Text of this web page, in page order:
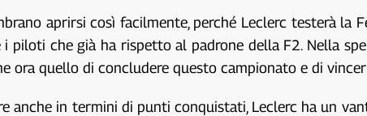
aprirsi così facilmente, perché Leclerc testerà la
che già ha rispetto al padrone della F2. Nella
ora quello di concludere questo campionato e di
anche in termini di punti conquistati, Leclerc ha un